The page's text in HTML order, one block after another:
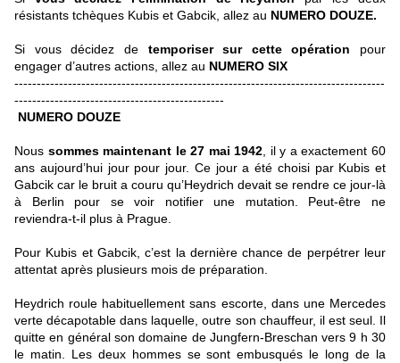
résistants tchèques Kubis et Gabcik, allez au NUMERO DOUZE.
Si vous décidez de temporiser sur cette opération pour
engager d’autres actions, allez au NUMERO SIX
-----------------------------------------------------------------------------------
-----------------------------------------------
NUMERO DOUZE
Nous sommes maintenant le 27 mai 1942 , il y a exactement 60
ans aujourd’hui jour pour jour. Ce jour a été choisi par Kubis et
Gabcik car le bruit a couru qu’Heydrich devait se rendre ce jour-là
à Berlin pour se voir notifier une mutation. Peut-être ne
reviendra-t-il plus à Prague.
Pour Kubis et Gabcik, c’est la dernière chance de perpétrer leur
attentat après plusieurs mois de préparation.
Heydrich roule habituellement sans escorte, dans une Mercedes
verte décapotable dans laquelle, outre son chauffeur, il est seul. Il
quitte en général son domaine de Jungfern-Breschan vers 9 h 30
le matin. Les deux hommes se sont embusqués le long de la